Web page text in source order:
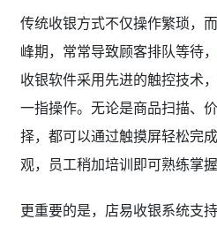
传统收银方式不仅操作繁琐，
峰期，常常导致顾客排队等待
收银软件采用先进的触控技术
一指操作。无论是商品扫描、
择，都可以通过触摸屏轻松完
观，员工稍加培训即可熟练掌
更重要的是，店易收银系统支